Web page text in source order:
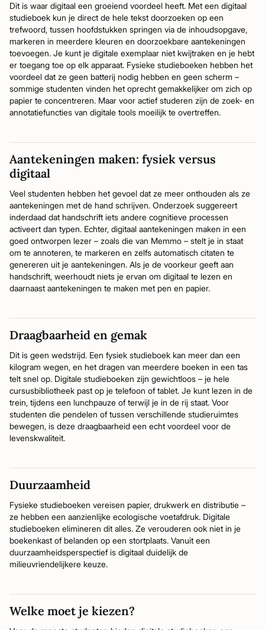
Dit is waar digitaal een groeiend voordeel heeft. Met een digitaal
studieboek kun je direct de hele tekst doorzoeken op een
trefwoord, tussen hoofdstukken springen via de inhoudsopgave,
markeren in meerdere kleuren en doorzoekbare aantekeningen
toevoegen. Je kunt je digitale exemplaar niet kwijtraken en je hebt
er toegang toe op elk apparaat. Fysieke studieboeken hebben het
voordeel dat ze geen batterij nodig hebben en geen scherm –
sommige studenten vinden het oprecht gemakkelijker om zich op
papier te concentreren. Maar voor actief studeren zijn de zoek- en
annotatiefuncties van digitale tools moeilijk te overtreffen.
Aantekeningen maken: fysiek versus
digitaal
Veel studenten hebben het gevoel dat ze meer onthouden als ze
aantekeningen met de hand schrijven. Onderzoek suggereert
inderdaad dat handschrift iets andere cognitieve processen
activeert dan typen. Echter, digitaal aantekeningen maken in een
goed ontworpen lezer – zoals die van Memmo – stelt je in staat
om te annoteren, te markeren en zelfs automatisch citaten te
genereren uit je aantekeningen. Als je de voorkeur geeft aan
handschrift, weerhoudt niets je ervan om digitaal te lezen en
daarnaast aantekeningen te maken met pen en papier.
Draagbaarheid en gemak
Dit is geen wedstrijd. Een fysiek studieboek kan meer dan een
kilogram wegen, en het dragen van meerdere boeken in een tas
telt snel op. Digitale studieboeken zijn gewichtloos – je hele
cursusbibliotheek past op je telefoon of tablet. Je kunt lezen in de
trein, tijdens een lunchpauze of terwijl je in de rij staat. Voor
studenten die pendelen of tussen verschillende studieruimtes
bewegen, is deze draagbaarheid een echt voordeel voor de
levenskwaliteit.
Duurzaamheid
Fysieke studieboeken vereisen papier, drukwerk en distributie –
ze hebben een aanzienlijke ecologische voetafdruk. Digitale
studieboeken elimineren dit alles. Ze verouderen ook niet in je
boekenkast of belanden op een stortplaats. Vanuit een
duurzaamheidsperspectief is digitaal duidelijk de
milieuvriendelijkere keuze.
Welke moet je kiezen?